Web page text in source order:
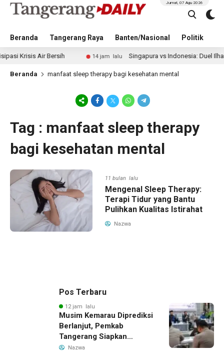
Beranda Tangerang Raya Banten/Nasional Politik
Jumat, 07 Agu 2026
Air Bersih 14 jam lalu Singapura vs Indonesia: Duel Ilhan
Beranda manfaat sleep therapy bagi kesehatan mental
Tag : manfaat sleep therapy
bagi kesehatan mental
11 bulan lalu
Mengenal Sleep Therapy:
Terapi Tidur yang Bantu
Pulihkan Kualitas Istirahat
Nazwa
Pos Terbaru
12 jam lalu
Musim Kemarau Diprediksi
Berlanjut, Pemkab
Tangerang Siapkan
Langkah Antisipasi Krisis
Nazwa